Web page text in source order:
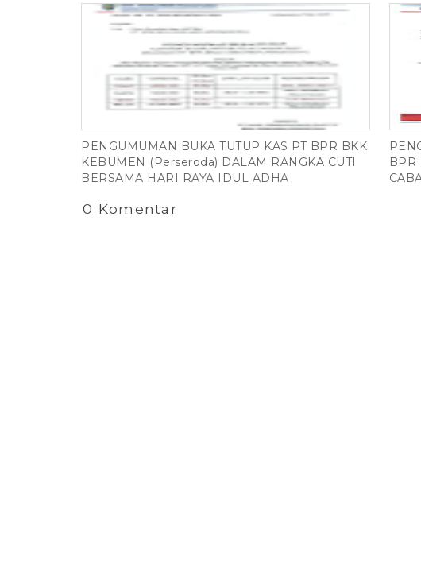
PENGUMUMAN BUKA TUTUP KAS PT BPR BKK
KEBUMEN (Perseroda) DALAM RANGKA CUTI
BERSAMA HARI RAYA IDUL ADHA
BPR
0 Komentar